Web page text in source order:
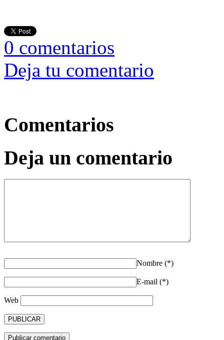
0 comentarios
Deja tu comentario
Comentarios
Deja un comentario
Nombre (*)
E-mail (*)
Web